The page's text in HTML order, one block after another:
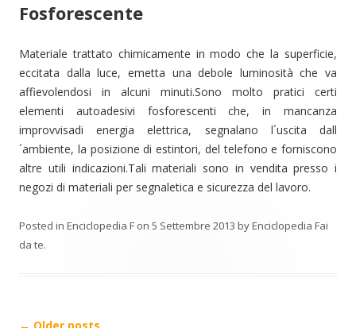
Fosforescente
Materiale trattato chimicamente in modo che la superficie,
eccitata dalla luce, emetta una debole luminosità che va
affievolendosi in alcuni minuti.Sono molto pratici certi
elementi autoadesivi fosforescenti che, in mancanza
improvvisadi energia elettrica, segnalano l´uscita dall
´ambiente, la posizione di estintori, del telefono e forniscono
altre utili indicazioni.Tali materiali sono in vendita presso i
negozi di materiali per segnaletica e sicurezza del lavoro.
Posted in Enciclopedia F on 5 Settembre 2013 byEnciclopedia Fai
da te.